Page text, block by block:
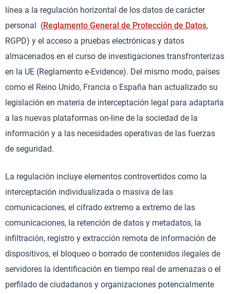
línea a la regulación horizontal de los datos de carácter
personal (Reglamento General de Protección de Datos,
RGPD) y el acceso a pruebas electrónicas y datos
almacenados en el curso de investigaciones transfronterizas
en la UE (Reglamento e-Evidence). Del mismo modo, países
como el Reino Unido, Francia o España han actualizado su
legislación en materia de interceptación legal para adaptarla
a las nuevas plataformas on-line de la sociedad de la
información y a las necesidades operativas de las fuerzas
de seguridad.
La regulación incluye elementos controvertidos como la
interceptación individualizada o masiva de las
comunicaciones, el cifrado extremo a extremo de las
comunicaciones, la retención de datos y metadatos, la
infiltración, registro y extracción remota de información de
dispositivos, el bloqueo o borrado de contenidos ilegales de
servidores la identificación en tiempo real de amenazas o el
perfilado de ciudadanos y organizaciones potencialmente